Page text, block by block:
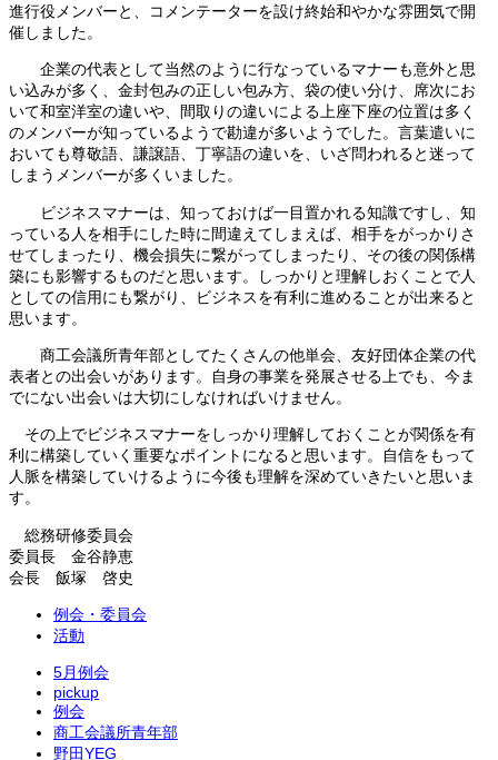
進行役メンバーと、コメンテーターを設け終始和やかな雰囲気で開
催しました。
企業の代表として当然のように行なっているマナーも意外と思
い込みが多く、金封包みの正しい包み方、袋の使い分け、席次にお
いて和室洋室の違いや、間取りの違いによる上座下座の位置は多く
のメンバーが知っているようで勘違が多いようでした。言葉遣いに
おいても尊敬語、謙譲語、丁寧語の違いを、いざ問われると迷って
しまうメンバーが多くいました。
ビジネスマナーは、知っておけば一目置かれる知識ですし、知
っている人を相手にした時に間違えてしまえば、相手をがっかりさ
せてしまったり、機会損失に繋がってしまったり、その後の関係構
築にも影響するものだと思います。しっかりと理解しおくことで人
としての信用にも繋がり、ビジネスを有利に進めることが出来ると
思います。
商工会議所青年部としてたくさんの他単会、友好団体企業の代
表者との出会いがあります。自身の事業を発展させる上でも、今ま
でにない出会いは大切にしなければいけません。
その上でビジネスマナーをしっかり理解しておくことが関係を有
利に構築していく重要なポイントになると思います。自信をもって
人脈を構築していけるように今後も理解を深めていきたいと思いま
す。
総務研修委員会
委員長 金谷静恵
会長 飯塚 啓史
例会・委員会
活動
5月例会
pickup
例会
商工会議所青年部
野田YEG